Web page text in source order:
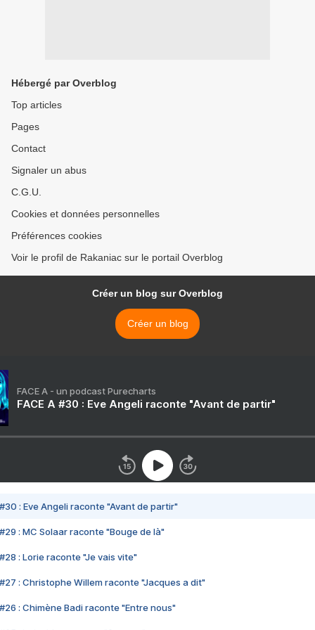
Hébergé par Overblog
Top articles
Pages
Contact
Signaler un abus
C.G.U.
Cookies et données personnelles
Préférences cookies
Voir le profil de Rakaniac sur le portail Overblog
Créer un blog sur Overblog
Créer un blog
FACE A - un podcast Purecharts
FACE A #30 : Eve Angeli raconte "Avant de partir"
#30 : Eve Angeli raconte "Avant de partir"
#29 : MC Solaar raconte "Bouge de là"
#28 : Lorie raconte "Je vais vite"
#27 : Christophe Willem raconte "Jacques a dit"
#26 : Chimène Badi raconte "Entre nous"